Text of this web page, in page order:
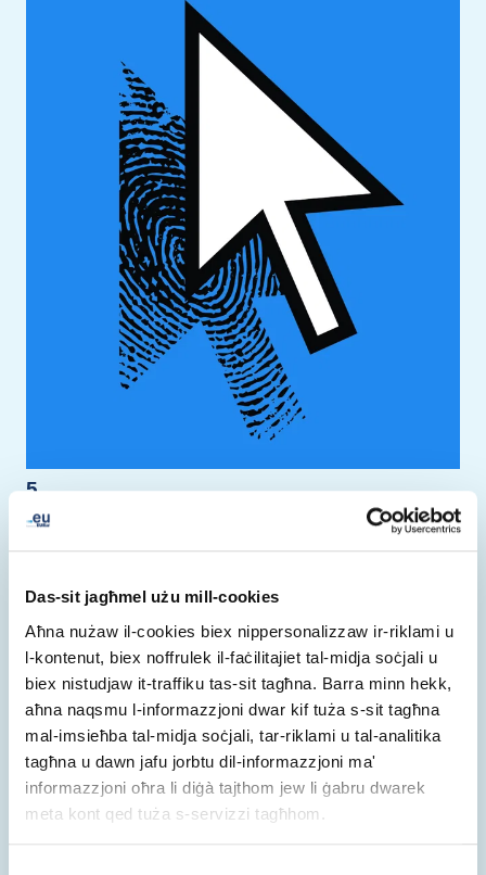
Das-sit jagħmel użu mill-cookies
Aħna nużaw il-cookies biex nippersonalizzaw ir-riklami u
l-kontenut, biex noffrulek il-faċilitajiet tal-midja soċjali u
biex nistudjaw it-traffiku tas-sit tagħna. Barra minn hekk,
aħna naqsmu l-informazzjoni dwar kif tuża s-sit tagħna
mal-imsieħba tal-midja soċjali, tar-riklami u tal-analitika
tagħna u dawn jafu jorbtu dil-informazzjoni ma'
informazzjoni oħra li diġà tajthom jew li ġabru dwarek
meta kont qed tuża s-servizzi tagħhom.
5
Georgi Dimitrov Ivanov
NHG "Canko Lavrenov", Plovdiv